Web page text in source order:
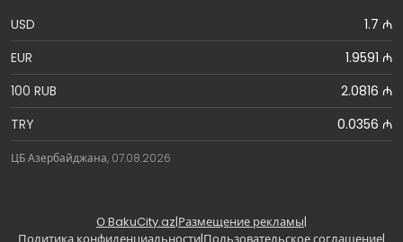
USD
1.7 ₼
EUR
1.9591 ₼
100 RUB
2.0816 ₼
TRY
0.0356 ₼
ЦБ Азербайджана, 07.08.2026
О BakuCity.az|Размещение рекламы|